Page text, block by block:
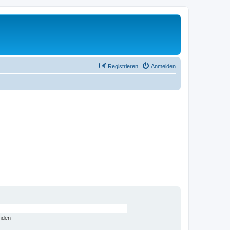
Anmelden
Registrieren